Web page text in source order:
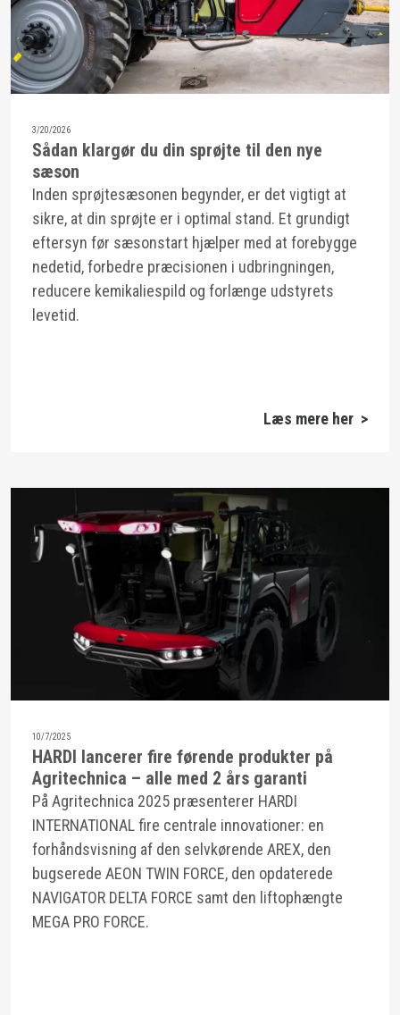
3/20/2026
Sådan klargør du din sprøjte til den nye
sæson
Inden sprøjtesæsonen begynder, er det vigtigt at
sikre, at din sprøjte er i optimal stand. Et grundigt
eftersyn før sæsonstart hjælper med at forebygge
nedetid, forbedre præcisionen i udbringningen,
reducere kemikaliespild og forlænge udstyrets
levetid.
Læs mere her >
10/7/2025
HARDI lancerer fire førende produkter på
Agritechnica – alle med 2 års garanti
På Agritechnica 2025 præsenterer HARDI
INTERNATIONAL fire centrale innovationer: en
forhåndsvisning af den selvkørende AREX, den
bugserede AEON TWIN FORCE, den opdaterede
NAVIGATOR DELTA FORCE samt den liftophængte
MEGA PRO FORCE.